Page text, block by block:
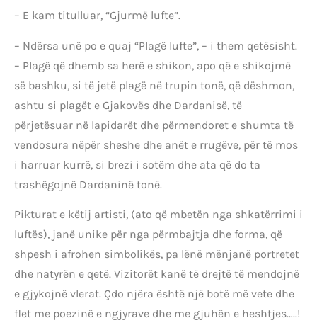
– E kam titulluar, “Gjurmë lufte”.
– Ndërsa unë po e quaj “Plagë lufte”, – i them qetësisht.
– Plagë që dhemb sa herë e shikon, apo që e shikojmë
së bashku, si të jetë plagë në trupin tonë, që dëshmon,
ashtu si plagët e Gjakovës dhe Dardanisë, të
përjetësuar në lapidarët dhe përmendoret e shumta të
vendosura nëpër sheshe dhe anët e rrugëve, për të mos
i harruar kurrë, si brezi i sotëm dhe ata që do ta
trashëgojnë Dardaninë tonë.
Pikturat e këtij artisti, (ato që mbetën nga shkatërrimi i
luftës), janë unike për nga përmbajtja dhe forma, që
shpesh i afrohen simbolikës, pa lënë mënjanë portretet
dhe natyrën e qetë. Vizitorët kanë të drejtë të mendojnë
e gjykojnë vlerat. Çdo njëra është një botë më vete dhe
flet me poezinë e ngjyrave dhe me gjuhën e heshtjes…..!